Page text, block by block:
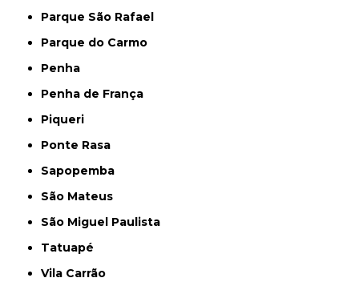
Parque São Rafael
Parque do Carmo
Penha
Penha de França
Piqueri
Ponte Rasa
Sapopemba
São Mateus
São Miguel Paulista
Tatuapé
Vila Carrão